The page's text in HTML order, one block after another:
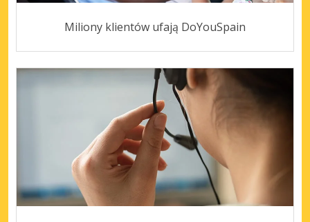
Miliony klientów ufają DoYouSpain